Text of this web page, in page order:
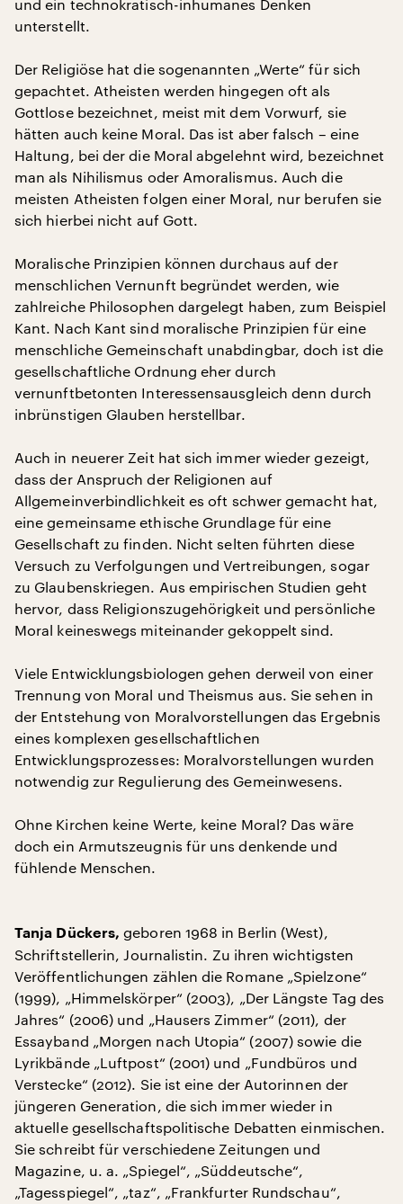
und ein technokratisch-inhumanes Denken
unterstellt.
Der Religiöse hat die sogenannten „Werte“ für sich
gepachtet. Atheisten werden hingegen oft als
Gottlose bezeichnet, meist mit dem Vorwurf, sie
hätten auch keine Moral. Das ist aber falsch – eine
Haltung, bei der die Moral abgelehnt wird, bezeichnet
man als Nihilismus oder Amoralismus. Auch die
meisten Atheisten folgen einer Moral, nur berufen sie
sich hierbei nicht auf Gott.
Moralische Prinzipien können durchaus auf der
menschlichen Vernunft begründet werden, wie
zahlreiche Philosophen dargelegt haben, zum Beispiel
Kant. Nach Kant sind moralische Prinzipien für eine
menschliche Gemeinschaft unabdingbar, doch ist die
gesellschaftliche Ordnung eher durch
vernunftbetonten Interessensausgleich denn durch
inbrünstigen Glauben herstellbar.
Auch in neuerer Zeit hat sich immer wieder gezeigt,
dass der Anspruch der Religionen auf
Allgemeinverbindlichkeit es oft schwer gemacht hat,
eine gemeinsame ethische Grundlage für eine
Gesellschaft zu finden. Nicht selten führten diese
Versuch zu Verfolgungen und Vertreibungen, sogar
zu Glaubenskriegen. Aus empirischen Studien geht
hervor, dass Religionszugehörigkeit und persönliche
Moral keineswegs miteinander gekoppelt sind.
Viele Entwicklungsbiologen gehen derweil von einer
Trennung von Moral und Theismus aus. Sie sehen in
der Entstehung von Moralvorstellungen das Ergebnis
eines komplexen gesellschaftlichen
Entwicklungsprozesses: Moralvorstellungen wurden
notwendig zur Regulierung des Gemeinwesens.
Ohne Kirchen keine Werte, keine Moral? Das wäre
doch ein Armutszeugnis für uns denkende und
fühlende Menschen.
Tanja Dückers, geboren 1968 in Berlin (West),
Schriftstellerin, Journalistin. Zu ihren wichtigsten
Veröffentlichungen zählen die Romane „Spielzone“
(1999), „Himmelskörper“ (2003), „Der Längste Tag des
Jahres“ (2006) und „Hausers Zimmer“ (2011), der
Essayband „Morgen nach Utopia“ (2007) sowie die
Lyrikbände „Luftpost“ (2001) und „Fundbüros und
Verstecke“ (2012). Sie ist eine der Autorinnen der
jüngeren Generation, die sich immer wieder in
aktuelle gesellschaftspolitische Debatten einmischen.
Sie schreibt für verschiedene Zeitungen und
Magazine, u. a. „Spiegel“, „Süddeutsche“,
„Tagesspiegel“, „taz“, „Frankfurter Rundschau“,